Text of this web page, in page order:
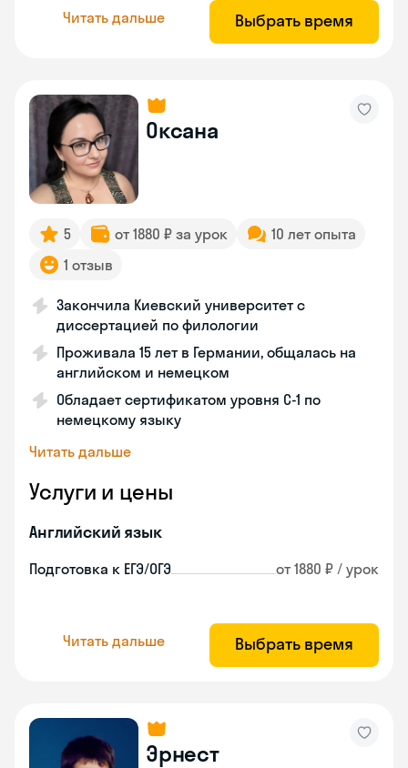
Читать дальше Выбрать время
Оксана
5 от 1880 ₽ за урок
10 лет опыта
1 отзыв
Закончила Киевский университет с
диссертацией по филологии
Проживала 15 лет в Германии, общалась на
английском и немецком
Обладает сертификатом уровня C-1 по
немецкому языку
Читать дальше
Услуги и цены
Английский язык
Подготовка к ЕГЭ/ОГЭ от 1880 ₽ / урок
Читать дальше Выбрать время
Эрнест